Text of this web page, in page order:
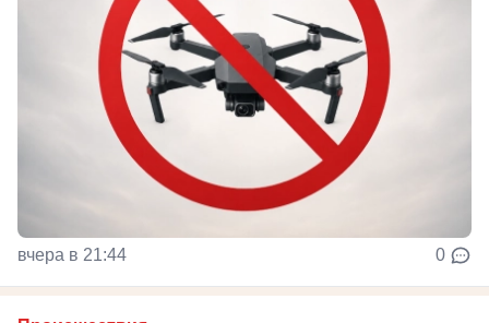
вчера в 21:44 0